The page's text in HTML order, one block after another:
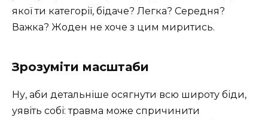
якої ти категорії, бідаче? Легка? Середня?
Важка? Жоден не хоче з цим миритись.
Зрозуміти масштаби
Ну, аби детальніше осягнути всю широту біди,
уявіть собі: травма може спричинити